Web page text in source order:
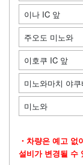
이나 IC 앞
주오도 미노와
이호쿠 IC 앞
미노와마치 야
미노와
・차량은 예고
설비가 변경될 수